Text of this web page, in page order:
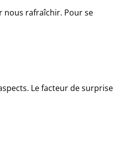
nous rafraîchir. Pour se
Le facteur de surprise